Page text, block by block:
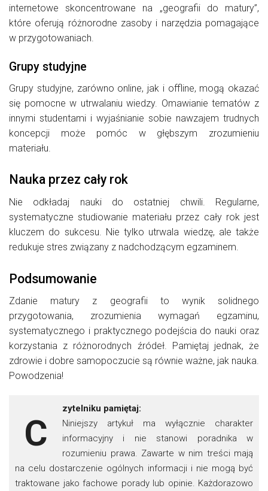
internetowe skoncentrowane na „geografii do matury”,
które oferują różnorodne zasoby i narzędzia pomagające
w przygotowaniach.
Grupy studyjne
Grupy studyjne, zarówno online, jak i offline, mogą okazać
się pomocne w utrwalaniu wiedzy. Omawianie tematów z
innymi studentami i wyjaśnianie sobie nawzajem trudnych
koncepcji może pomóc w głębszym zrozumieniu
materiału.
Nauka przez cały rok
Nie odkładaj nauki do ostatniej chwili. Regularne,
systematyczne studiowanie materiału przez cały rok jest
kluczem do sukcesu. Nie tylko utrwala wiedzę, ale także
redukuje stres związany z nadchodzącym egzaminem.
Podsumowanie
Zdanie matury z geografii to wynik solidnego
przygotowania, zrozumienia wymagań egzaminu,
systematycznego i praktycznego podejścia do nauki oraz
korzystania z różnorodnych źródeł. Pamiętaj jednak, że
zdrowie i dobre samopoczucie są równie ważne, jak nauka.
Powodzenia!
C
zytelniku pamiętaj:
Niniejszy artykuł ma wyłącznie charakter
informacyjny i nie stanowi poradnika w
rozumieniu prawa. Zawarte w nim treści mają
na celu dostarczenie ogólnych informacji i nie mogą być
traktowane jako fachowe porady lub opinie. Każdorazowo